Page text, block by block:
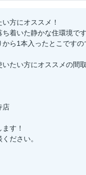
方にオススメ！
着いた静かな住環境です
ら1本入ったとこですの
たい方にオススメの間取
店
す！
ださい。